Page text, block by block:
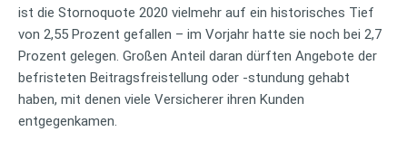
ist die Stornoquote 2020 vielmehr auf ein historisches Tief
von 2,55 Prozent gefallen – im Vorjahr hatte sie noch bei 2,7
Prozent gelegen. Großen Anteil daran dürften Angebote der
befristeten Beitragsfreistellung oder -stundung gehabt
haben, mit denen viele Versicherer ihren Kunden
entgegenkamen.